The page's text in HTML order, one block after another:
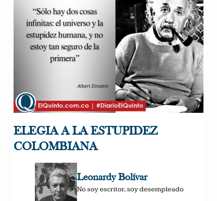
ELEGIA A LA ESTUPIDEZ
COLOMBIANA
Leonardy Bolívar
No soy escritor, soy desempleado